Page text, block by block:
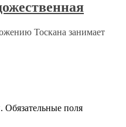
Тоскана занимает
Обязательные поля